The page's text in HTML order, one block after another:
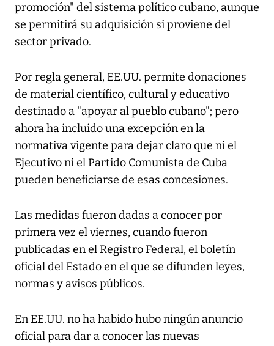
promoción" del sistema político cubano, aunque
se permitirá su adquisición si proviene del
sector privado.
Por regla general, EE.UU. permite donaciones
de material científico, cultural y educativo
destinado a "apoyar al pueblo cubano"; pero
ahora ha incluido una excepción en la
normativa vigente para dejar claro que ni el
Ejecutivo ni el Partido Comunista de Cuba
pueden beneficiarse de esas concesiones.
Las medidas fueron dadas a conocer por
primera vez el viernes, cuando fueron
publicadas en el Registro Federal, el boletín
oficial del Estado en el que se difunden leyes,
normas y avisos públicos.
En EE.UU. no ha habido hubo ningún anuncio
oficial para dar a conocer las nuevas